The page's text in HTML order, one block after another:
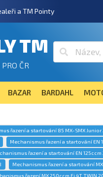
a TM Pointy
TM
ČR
BAZAR BARDAHL
řazení a startování 85 MX-SMX Junior
Mechanismus řazení a startování EN
řazení a startování EN 125ccm
Mechanismus řazení a startování MX
řazení MX 250ccm Fi 4T TWIN